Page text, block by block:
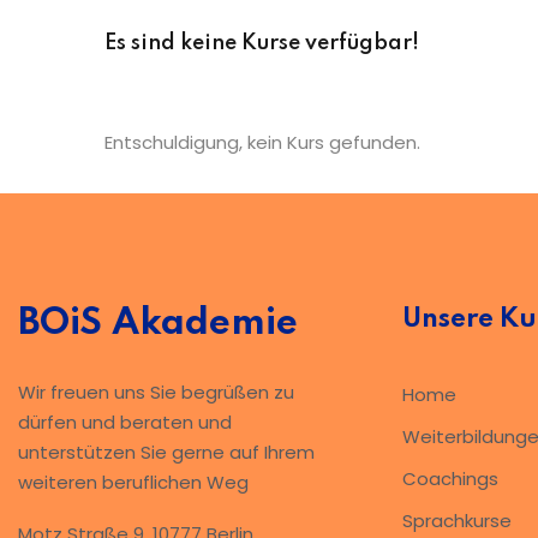
Es sind keine Kurse verfügbar!
Entschuldigung, kein Kurs gefunden.
BOiS Akademie
Wir freuen uns Sie begrüßen zu
dürfen und beraten und
unterstützen Sie gerne auf Ihrem
weiteren beruflichen Weg
Unsere
Home
Coachings
Sprachkurse